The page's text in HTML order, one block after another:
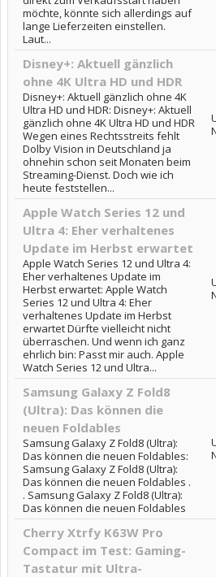
möchte, könnte sich allerdings auf
lange Lieferzeiten einstellen.
Laut...
Disney+: Aktuell gänzlich
ohne 4K Ultra HD und HDR
Disney+: Aktuell gänzlich ohne 4K
Ultra HD und HDR: Disney+: Aktuell
gänzlich ohne 4K Ultra HD und HDR
Wegen eines Rechtsstreits fehlt
Dolby Vision in Deutschland ja
ohnehin schon seit Monaten beim
Streaming-Dienst. Doch wie ich
heute feststellen...
Apple Watch Series 12 und
Ultra 4: Eher verhaltenes
Update im Herbst erwartet
Apple Watch Series 12 und Ultra 4:
Eher verhaltenes Update im
Herbst erwartet: Apple Watch
Series 12 und Ultra 4: Eher
verhaltenes Update im Herbst
erwartet Dürfte vielleicht nicht
überraschen. Und wenn ich ganz
ehrlich bin: Passt mir auch. Apple
Watch Series 12 und Ultra...
Samsung Galaxy Z Fold8
(Ultra): Das können die
neuen Foldables
Samsung Galaxy Z Fold8 (Ultra):
Das können die neuen Foldables:
Samsung Galaxy Z Fold8 (Ultra):
Das können die neuen Foldables .
. Samsung Galaxy Z Fold8 (Ultra):
Das können die neuen Foldables
Cherry Xtrfy K63W Pro
Compact im Test: Gaming-
Tastatur mit Ultra-